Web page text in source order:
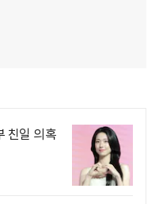
친일 의혹